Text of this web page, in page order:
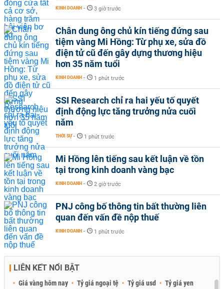
KINH DOANH - 3 giờ trước
Chân dung ông chủ kín tiếng đứng sau
tiệm vàng Mi Hồng: Từ phụ xe, sửa đồ
điện tử cũ đến gây dựng thương hiệu
hơn 35 năm tuổi
KINH DOANH - 1 phút trước
SSI Research chỉ ra hai yếu tố quyết
định động lực tăng trưởng nửa cuối
năm
THỜI SỰ - 1 phút trước
Mi Hồng lên tiếng sau kết luận về tồn
tại trong kinh doanh vàng bạc
KINH DOANH - 2 giờ trước
PNJ công bố thông tin bất thường liên
quan đến vấn đề nộp thuế
KINH DOANH - 1 phút trước
LIÊN KẾT NỔI BẬT
Giá vàng hôm nay Tỷ giá ngoại tệ Tỷ giá usd Tỷ giá yen